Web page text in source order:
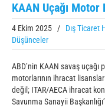
KAAN Uçağı
4 Ekim 2025 / Dış Ticaret
Düşünceler
ABD’nin KAAN savaş uçağı
motorlarının ihracat
değil; ITAR/AECA ihracat
Savunma Sanayii